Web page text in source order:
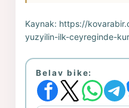
Kaynak: https://
yuzyilin-ilk-ceyreginde-
Belav bike: